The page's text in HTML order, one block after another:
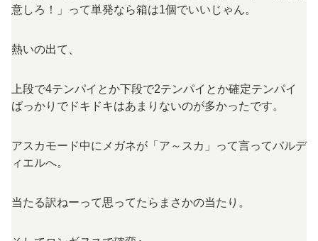
意しろ！」って単発なら箱は1個でいいじゃん。
熱いの出て、
上段で4テンパイとか下段で2テンパイとか確定テンパイ
ばっかりでドキドキはあまりないのが多かったです。
アスカモード中にメガネが「ア～スカ」って言ってバルデ
ィエルへ。
当たる訳ねーって思ってたらまさかの当たり。